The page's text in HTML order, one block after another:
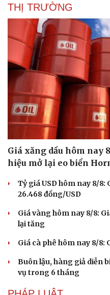
Văn hóa
Sân khấu - Điện ảnh
Văn học
THỊ TRƯỜNG
Giá xăng dầu hôm nay
hiệu mở lại eo biển
Tỷ giá USD hôm nay 8/8:
26.468 đồng/USD
Giá vàng hôm nay 8/8:
lại tăng
Giá cà phê hôm nay 8/8:
Buôn lậu, hàng giả diễn
vụ trong 6 tháng